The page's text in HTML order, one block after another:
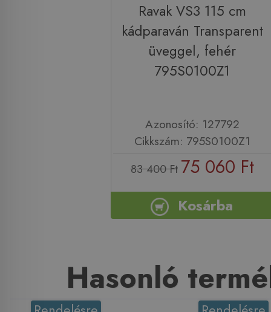
Ravak VS3 115 cm
kádparaván Transparent
üveggel, fehér
795S0100Z1
Azonosító: 127792
Cikkszám: 795S0100Z1
83 400 Ft 75 060 Ft
Kosárba
Hasonló